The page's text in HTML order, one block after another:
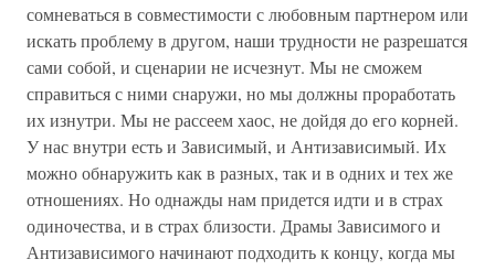
сомневаться в совместимости с любовным партнером или
искать проблему в другом, наши трудности не разрешатся
сами собой, и сценарии не исчезнут. Мы не сможем
справиться с ними снаружи, но мы должны проработать
их изнутри. Мы не рассеем хаос, не дойдя до его корней.
У нас внутри есть и Зависимый, и Антизависимый. Их
можно обнаружить как в разных, так и в одних и тех же
отношениях. Но однажды нам придется идти и в страх
одиночества, и в страх близости. Драмы Зависимого и
Антизависимого начинают подходить к концу, когда мы